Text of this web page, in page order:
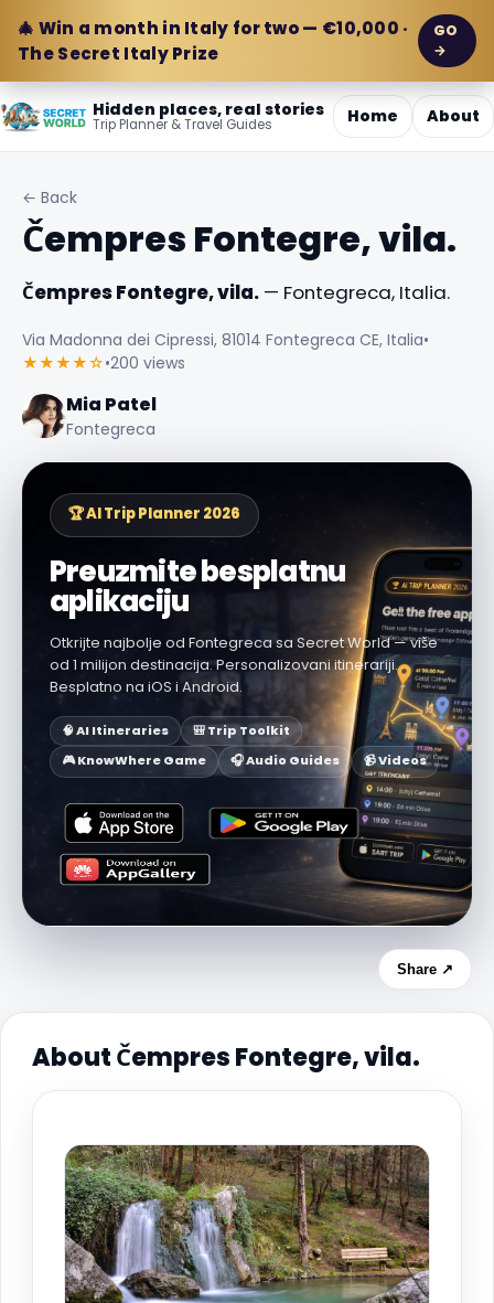
🎄 Win a month in Italy for two — €10,000 ·
The Secret Italy Prize
GO
→
Hidden places, real stories
Trip Planner & Travel Guides Home About
← Back
Čempres Fontegre, vila.
Čempres Fontegre, vila. — Fontegreca, Italia.
Via Madonna dei Cipressi, 81014 Fontegreca CE, Italia•
★★★★☆•200 views
Mia Patel
Fontegreca
🏆 AI Trip Planner 2026
Preuzmite besplatnu
aplikaciju
Otkrijte najbolje od Fontegreca sa Secret World — više
od 1 milijon destinacija. Personalizovani itinerariji.
Besplatno na iOS i Android.
🧠 AI Itineraries
🎒 Trip Toolkit
🎮 KnowWhere Game
🎧 Audio Guides 📹 Videos
Share ↗
About Čempres Fontegre, vila.